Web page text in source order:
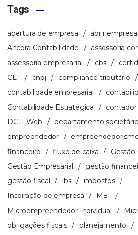
Tags
abertura de empresa
abrir empresa
Ancora Contabilidade
assessoria
assessoria empresarial
cbs
CLT
cnpj compliance tributário
contabilidade empresarial
Contabilidade Estratégica
contador
DCTFWeb
departamento societário
empreendedor
empreendedorismo
financeiro
fluxo de caixa
Gestão
Gestão Empresarial
gestão
gestão fiscal
ibs
impostos
Inspiração de empresa
MEI
Microempreendedor Individual
obrigações fiscais
planejamento